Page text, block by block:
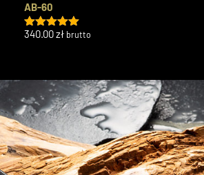
AB-60
Oceniono
340.00zł brutto